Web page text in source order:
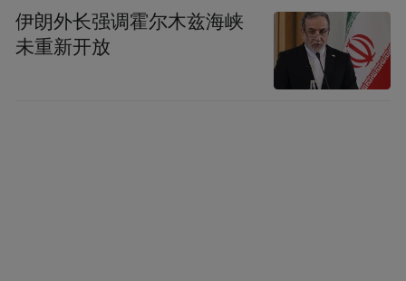
伊朗外长强调霍尔木兹海峡
未重新开放